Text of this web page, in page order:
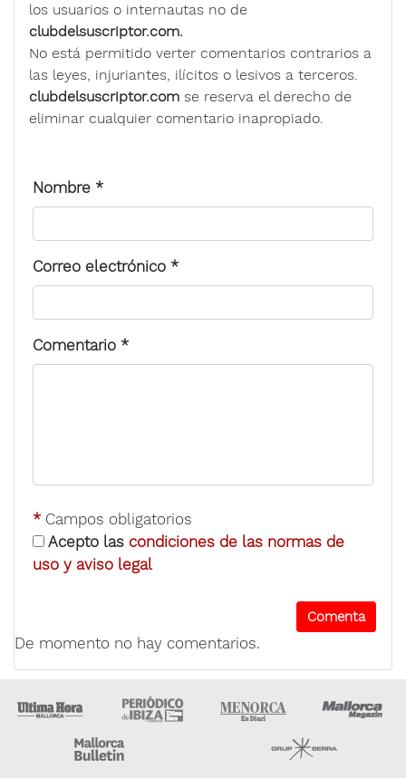
los usuarios o internautas no de
clubdelsuscriptor.com.
No está permitido verter comentarios contrarios a
las leyes, injuriantes, ilícitos o lesivos a terceros.
clubdelsuscriptor.com se reserva el derecho de
eliminar cualquier comentario inapropiado.
Nombre *
Correo electrónico *
Comentario *
* Campos obligatorios
Acepto las condiciones de las normas de
uso y aviso legal
De momento no hay comentarios.
Ultima Hora Ultima hora Ibiza Menorca • Es Diari